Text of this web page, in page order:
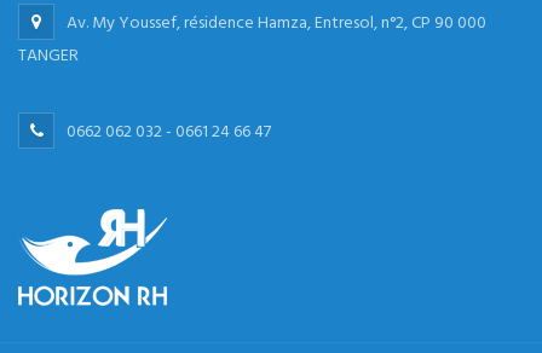
Av. My Youssef, résidence Hamza, Entresol, n°2, CP 90 000
TANGER
0662 062 032 - 0661 24 66 47